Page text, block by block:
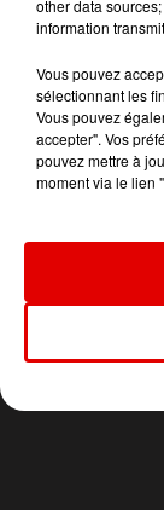
Gabriela
other data
information
Vous pouvez
sélectionnant les
Vous pouvez
accepter". Vos
pouvez mettre à
moment via le lien